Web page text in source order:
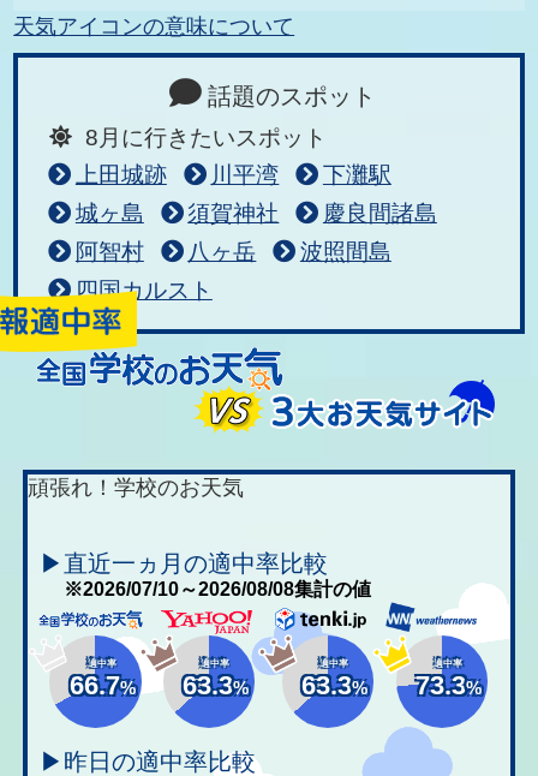
天気アイコンの意味について
話題のスポット
8月に行きたいスポット
上田城跡
川平湾
下灘駅
城ヶ島
須賀神社
慶良間諸島
阿智村
八ヶ岳
波照間島
四国カルスト
頑張れ！学校のお天気
▶直近一ヵ月の適中率比較
※2026/07/10～2026/08/08集計の値
適中率
66.7%
適中率
63.3%
適中率
63.3%
適中率
73.3%
▶昨日の適中率比較